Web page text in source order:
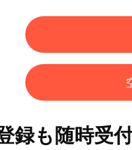
録も随時受